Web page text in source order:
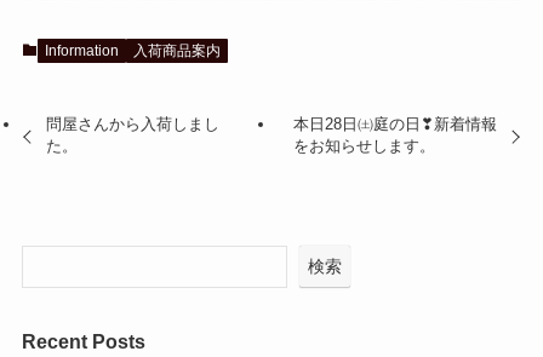
Information 入荷商品案内
問屋さんから入荷しまし
た。
本日28日㈯庭の日❣新着情報
をお知らせします。
検索
Recent Posts